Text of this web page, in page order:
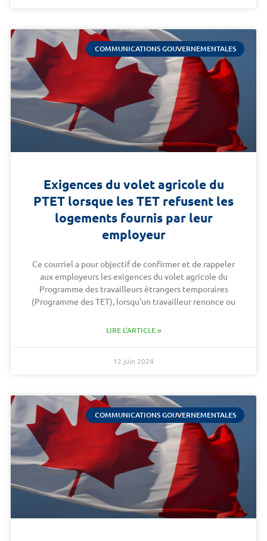
COMMUNICATIONS GOUVERNEMENTALES
Exigences du volet agricole du
PTET lorsque les TET refusent les
logements fournis par leur
employeur
Ce courriel a pour objectif de confirmer et de rappeler
aux employeurs les exigences du volet agricole du
Programme des travailleurs étrangers temporaires
(Programme des TET), lorsqu’un travailleur renonce ou
LIRE L'ARTICLE »
12 juin 2024
COMMUNICATIONS GOUVERNEMENTALES